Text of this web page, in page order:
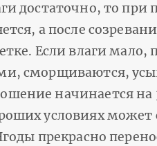
достаточно, то при
а после
Если влаги мало,
сморщиваются,
начинается на
условиях может
прекрасно